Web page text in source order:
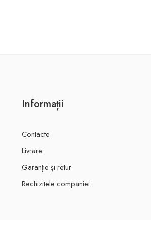
Informații
Contacte
Livrare
Garanție și retur
Rechizitele companiei